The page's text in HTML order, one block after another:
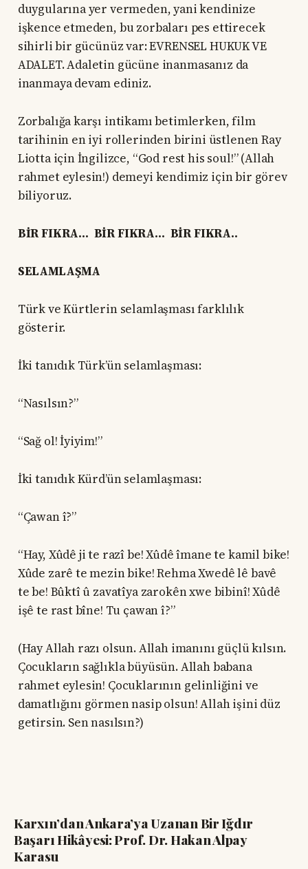
duygularına yer vermeden, yani kendinize
işkence etmeden, bu zorbaları pes ettirecek
sihirli bir gücünüz var: EVRENSEL HUKUK VE
ADALET. Adaletin gücüne inanmasanız da
inanmaya devam ediniz.
Zorbalığa karşı intikamı betimlerken, film
tarihinin en iyi rollerinden birini üstlenen Ray
Liotta için İngilizce, “God rest his soul!” (Allah
rahmet eylesin!) demeyi kendimiz için bir görev
biliyoruz.
BİR FIKRA… BİR FIKRA… BİR FIKRA..
SELAMLAŞMA
Türk ve Kürtlerin selamlaşması farklılık
gösterir.
İki tanıdık Türk’ün selamlaşması:
“Nasılsın?”
“Sağ ol! İyiyim!”
İki tanıdık Kürd’ün selamlaşması:
“Çawan î?”
“Hay, Xûdê ji te razî be! Xûdê îmane te kamil bike!
Xûde zarê te mezin bike! Rehma Xwedê lê bavê
te be! Bûktî û zavatîya zarokên xwe bibinî! Xûdê
işê te rast bîne! Tu çawan î?”
(Hay Allah razı olsun. Allah imanını güçlü kılsın.
Çocukların sağlıkla büyüsün. Allah babana
rahmet eylesin! Çocuklarının gelinliğini ve
damatlığını görmen nasip olsun! Allah işini düz
getirsin. Sen nasılsın?)
Karxın’dan Ankara’ya Uzanan Bir Iğdır
Başarı Hikâyesi: Prof. Dr. Hakan Alpay
Karasu